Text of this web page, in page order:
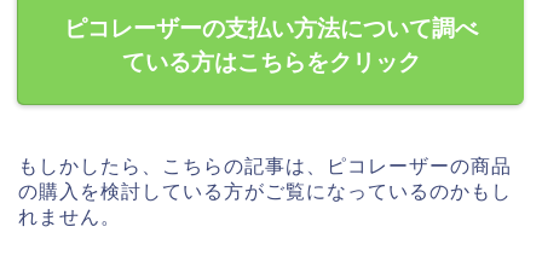
ピコレーザーの支払い方法について調べ
ている方はこちらをクリック
もしかしたら、こちらの記事は、ピコレーザーの商品
の購入を検討している方がご覧になっているのかもし
れません。